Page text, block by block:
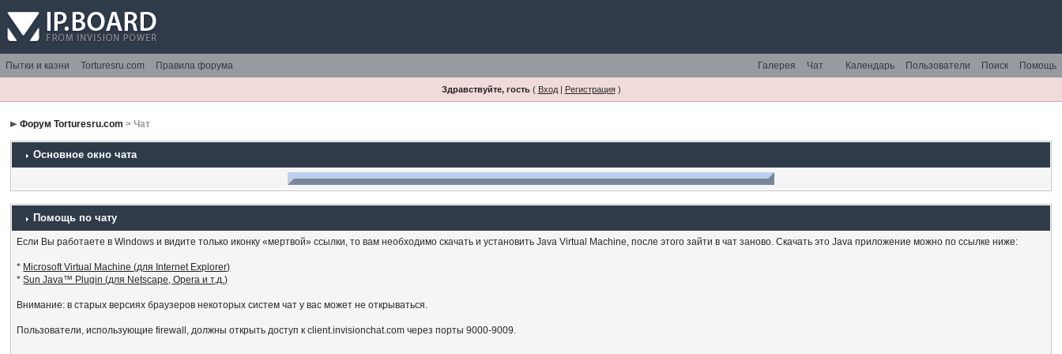
Пытки и казни Torturesru.com Правила форума Помощь
Поиск
Пользователи
Календарь
Чат
Галерея
Здравствуйте, гость( Вход| Регистрация)
Форум Torturesru.com > Чат
Основное окно чата
Помощь по чату
Если Вы работаете в Windows и видите только иконку «мертвой» ссылки, то вам необходимо скачать и установить Java Virtual Machine, после этого зайти в чат заново. Скачать это Java приложение можно по ссылке ниже:
* Microsoft Virtual Machine (для Internet Explorer)
*Sun Java™ Plugin (для Netscape, Opera и т.д.)
Внимание: в старых версиях браузеров некоторых систем чат у вас может не открываться.
Пользователи, использующие firewall, должны открыть доступ к client.invisionchat.com через порты 9000-9009.